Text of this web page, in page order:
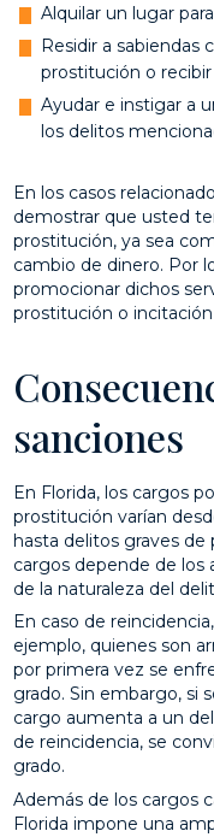
Alquilar un lugar
Residir a sabiendas
prostitución o
Ayudar e instigar a
los delitos
En los casos
demostrar que usted
prostitución, ya sea
cambio de dinero. Por
promocionar dichos
prostitución o
sanciones
En Florida, los cargos
prostitución varían
hasta delitos graves de
cargos depende de los
de la naturaleza del
En caso de
ejemplo, quienes son
por primera vez se
grado. Sin embargo, si
cargo aumenta a un
de reincidencia, se
grado.
Además de los cargos
Florida impone una